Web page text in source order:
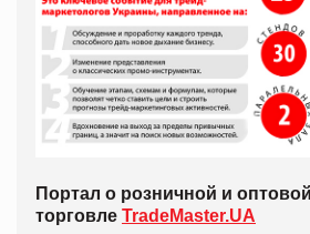
Портал о розничной и оптовой
торговле TradeMaster.UA